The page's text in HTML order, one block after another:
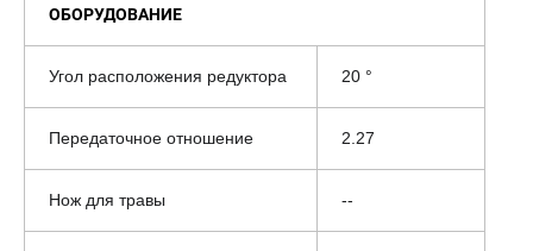
ОБОРУДОВАНИЕ
Угол расположения редуктора 20 °
Передаточное отношение 2.27
Нож для травы --